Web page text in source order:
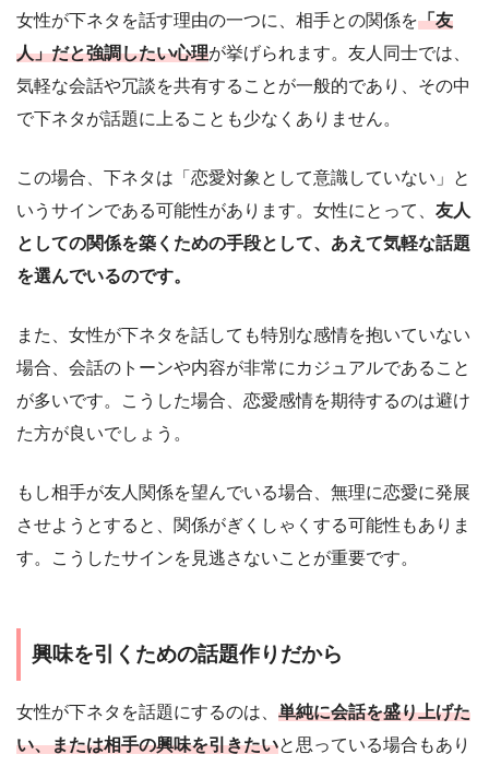
女性が下ネタを話す理由の一つに、相手との関係を「友
人」だと強調したい心理が挙げられます。友人同士では、
気軽な会話や冗談を共有することが一般的であり、その中
で下ネタが話題に上ることも少なくありません。
この場合、下ネタは「恋愛対象として意識していない」と
いうサインである可能性があります。女性にとって、 友人
としての関係を築くための手段として、あえて気軽な話題
を選んでいるのです。
また、女性が下ネタを話しても特別な感情を抱いていない
場合、会話のトーンや内容が非常にカジュアルであること
が多いです。こうした場合、恋愛感情を期待するのは避け
た方が良いでしょう。
もし相手が友人関係を望んでいる場合、無理に恋愛に発展
させようとすると、関係がぎくしゃくする可能性もありま
す。こうしたサインを見逃さないことが重要です。
興味を引くための話題作りだから
女性が下ネタを話題にするのは、 単純に会話を盛り上げた
い、または相手の興味を引きたいと思っている場合もあり